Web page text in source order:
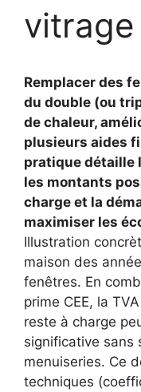
vitrage
Remplacer des
du double (ou
de chaleur,
plusieurs aides
pratique détaille
les montants
charge et la
maximiser les
Illustration
maison des
fenêtres. En
prime CEE, la
reste à charge
significative sans
menuiseries. Ce
techniques